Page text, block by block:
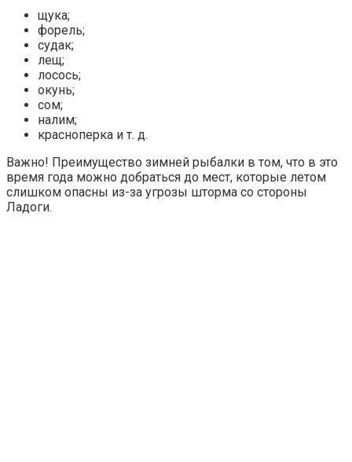
щука;
форель;
судак;
лещ;
лосось;
окунь;
сом;
налим;
красноперка и т. д.
Важно! Преимущество зимней рыбалки в том, что в это
время года можно добраться до мест, которые летом
слишком опасны из-за угрозы шторма со стороны
Ладоги.